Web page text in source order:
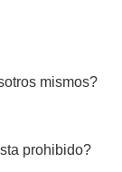
mismos?
prohibido?